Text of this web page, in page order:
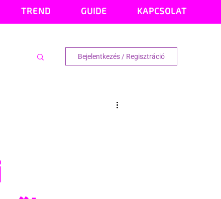
TREND GUIDE KAPCSOLAT
Bejelentkezés / Regisztráció